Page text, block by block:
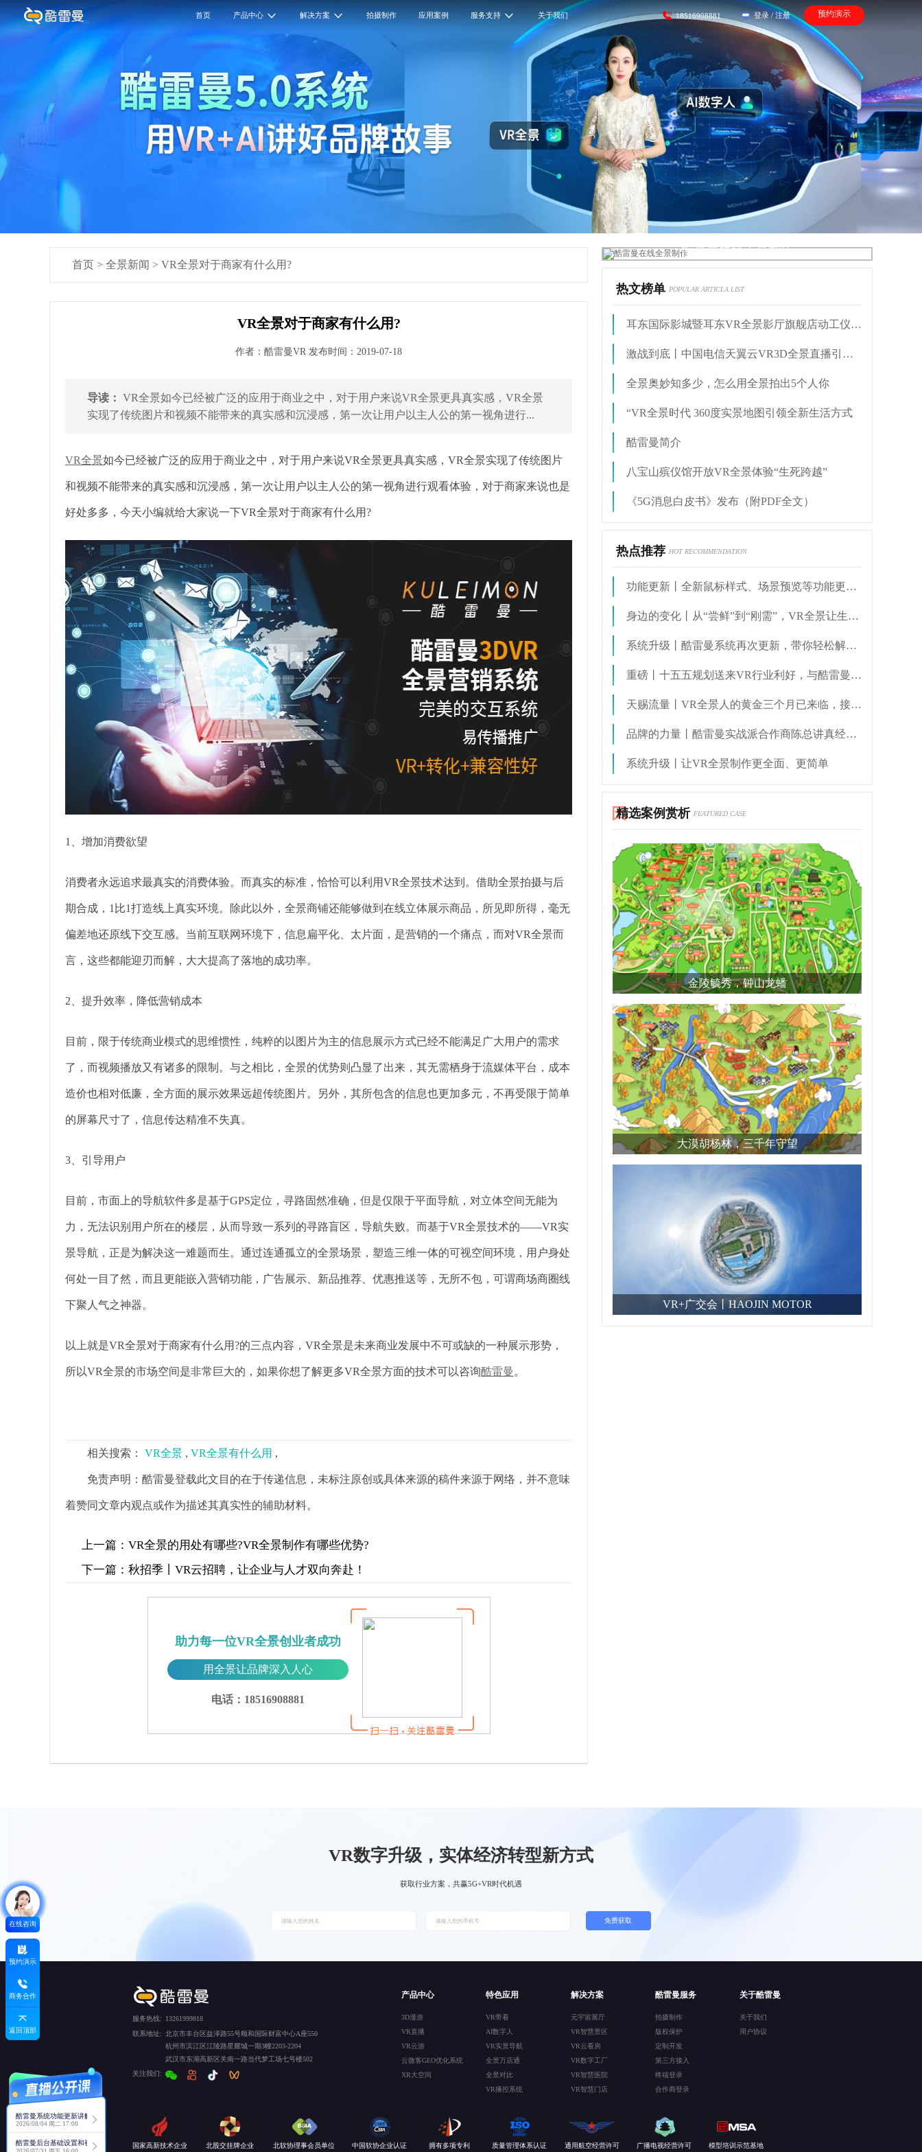
首页 产品中心 解决方案 拍摄制作 应用案例 服务支持 关于我们 18516908881 登录 / 注册 预约演示
首页 > 全景新闻 > VR全景对于商家有什么用?
VR全景对于商家有什么用?
作者：酷雷曼VR 发布时间：2019-07-18
导读： VR全景如今已经被广泛的应用于商业之中，对于用户来说VR全景更具真实感，VR全景
实现了传统图片和视频不能带来的真实感和沉浸感，第一次让用户以主人公的第一视角进行...
VR全景如今已经被广泛的应用于商业之中，对于用户来说VR全景更具真实感，VR全景实现了传统图片
和视频不能带来的真实感和沉浸感，第一次让用户以主人公的第一视角进行观看体验，对于商家来说也是
好处多多，今天小编就给大家说一下VR全景对于商家有什么用?
1、增加消费欲望
消费者永远追求最真实的消费体验。而真实的标准，恰恰可以利用VR全景技术达到。借助全景拍摄与后
期合成，1比1打造线上真实环境。除此以外，全景商铺还能够做到在线立体展示商品，所见即所得，毫无
偏差地还原线下交互感。当前互联网环境下，信息扁平化、太片面，是营销的一个痛点，而对VR全景而
言，这些都能迎刃而解，大大提高了落地的成功率。
2、提升效率，降低营销成本
目前，限于传统商业模式的思维惯性，纯粹的以图片为主的信息展示方式已经不能满足广大用户的需求
了，而视频播放又有诸多的限制。与之相比，全景的优势则凸显了出来，其无需栖身于流媒体平台，成本
造价也相对低廉，全方面的展示效果远超传统图片。另外，其所包含的信息也更加多元，不再受限于简单
的屏幕尺寸了，信息传达精准不失真。
3、引导用户
目前，市面上的导航软件多是基于GPS定位，寻路固然准确，但是仅限于平面导航，对立体空间无能为
力，无法识别用户所在的楼层，从而导致一系列的寻路盲区，导航失败。而基于VR全景技术的——VR实
景导航，正是为解决这一难题而生。通过连通孤立的全景场景，塑造三维一体的可视空间环境，用户身处
何处一目了然，而且更能嵌入营销功能，广告展示、新品推荐、优惠推送等，无所不包，可谓商场商圈线
下聚人气之神器。
以上就是VR全景对于商家有什么用?的三点内容，VR全景是未来商业发展中不可或缺的一种展示形势，
所以VR全景的市场空间是非常巨大的，如果你想了解更多VR全景方面的技术可以咨询酷雷曼 。
相关搜索： VR全景 , VR全景有什么用 ,
免责声明：酷雷曼登载此文目的在于传递信息，未标注原创或具体来源的稿件来源于网络，并不意味
着赞同文章内观点或作为描述其真实性的辅助材料。
上一篇： VR全景的用处有哪些?VR全景制作有哪些优势?
下一篇： 秋招季丨VR云招聘，让企业与人才双向奔赴！
助力每一位VR全景创业者成功
用全景让品牌深入人心
电话：18516908881
酷雷曼在线全景制作
热文榜单 POPULAR ARTICLA LIST
耳东国际影城暨耳东VR全景影厅旗舰店动工仪式盛大举行
激战到底丨中国电信天翼云VR3D全景直播引燃拳击热火
全景奥妙知多少，怎么用全景拍出5个人你
“VR全景时代 360度实景地图引领全新生活方式
酷雷曼简介
八宝山殡仪馆开放VR全景体验“生死跨越”
《5G消息白皮书》发布（附PDF全文）
热点推荐 HOT RECOMMENDATION
功能更新丨全新鼠标样式、场景预览等功能更新，体验再优化
身边的变化丨从“尝鲜”到“刚需”，VR全景让生活“立体化”
系统升级丨酷雷曼系统再次更新，带你轻松解锁实用新功能
重磅丨十五五规划送来VR行业利好，与酷雷曼一起共赢未来新基建！
天赐流量丨VR全景人的黄金三个月已来临，接住这波泼天富贵！
品牌的力量丨酷雷曼实战派合作商陈总讲真经验、传真方法
系统升级丨让VR全景制作更全面、更简单
精选案例赏析 FEATURED CASE
金陵毓秀，钟山龙蟠
大漠胡杨林，三千年守望
VR+广交会丨HAOJIN MOTOR
在线咨询
预约演示
商务合作
返回顶部
酷雷曼系统功能更新讲解
2026/08/04 周二 17:00
酷雷曼后台基础设置和视角功能详解
VR数字升级，实体经济转型新方式
获取行业方案，共赢5G+VR时代机遇
免费获取
服务热线:
13261999818
联系地址: 北京市丰台区益泽路55号顺和国际财富中心A座550
杭州市滨江区江陵路星耀城一期3幢2203-2204
武汉市东湖高新区关南一路当代梦工场七号楼502
关注我们:
产品中心
3D漫游
VR直播
VR云游
云微客GEO优化系统
XR大空间
特色应用
VR带看
AI数字人
VR实景导航
全景万店通
全景对比
VR播控系统
解决方案
元宇宙展厅
VR智慧景区
VR云看房
VR数字工厂
VR智慧医院
VR智慧门店
酷雷曼服务
拍摄制作
版权保护
定制开发
第三方接入
终端登录
合作商登录
关于酷雷曼
关于我们
用户协议
国家高新技术企业 北股交挂牌企业 北软协理事会员单位 中国软协企业认证 拥有多项专利 质量管理体系认证 通用航空经营许可 广播电视经营许可 模型培训示范基地